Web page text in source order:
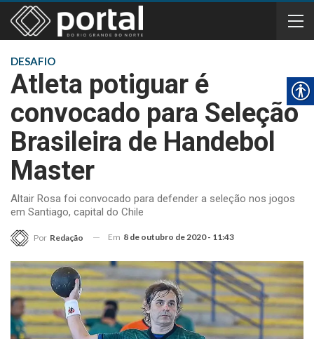
DESAFIO
Atleta potiguar é
convocado para Seleção
Brasileira de Handebol
Master
Altair Rosa foi convocado para defender a seleção nos jogos
em Santiago, capital do Chile
Por Redação Em 8 de outubro de 2020 - 11:43